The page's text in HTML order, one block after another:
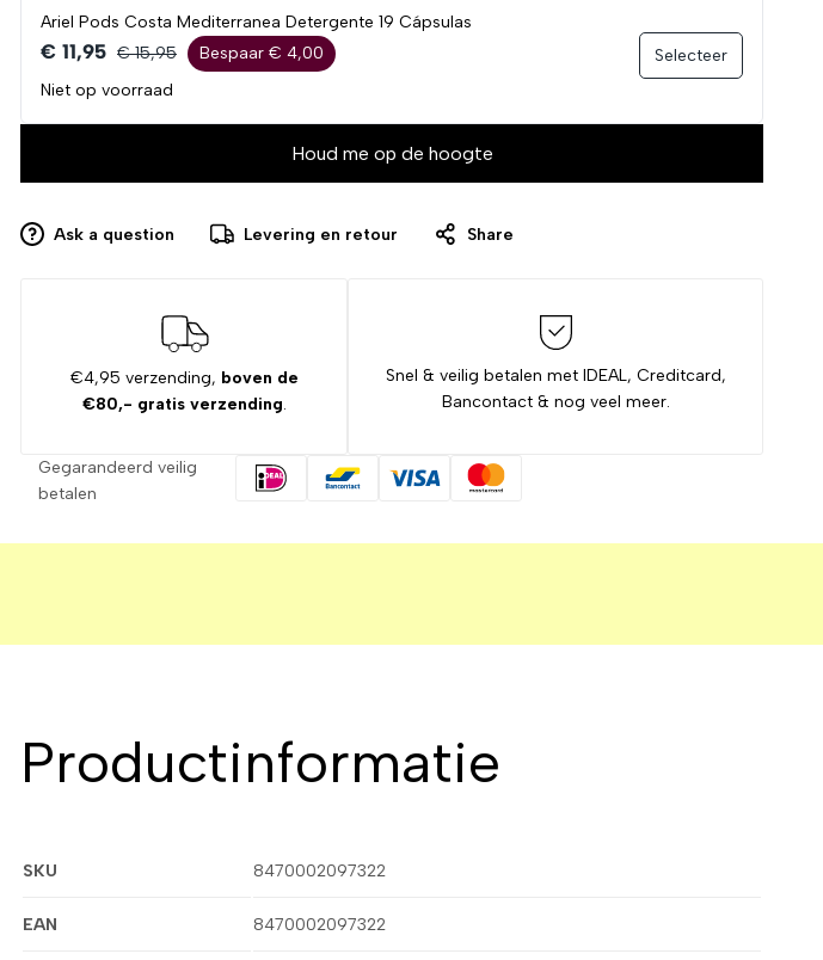
Ariel Pods Costa Mediterranea Detergente 19 Cápsulas
€ 11,95 € 15,95
Bespaar € 4,00
Niet op voorraad
Selecteer
Houd me op de hoogte
Ask a question Levering en retour Share
€4,95 verzending, boven de
€80,- gratis verzending.
Snel & veilig betalen met IDEAL, Creditcard,
Bancontact & nog veel meer.
Gegarandeerd veilig
betalen
Productinformatie
SKU 8470002097322
EAN 8470002097322